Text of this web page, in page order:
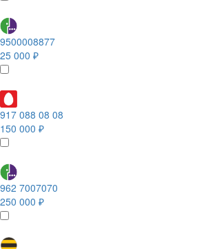
9500008877
25 000 ₽
917 088 08 08
150 000 ₽
962 7007070
250 000 ₽